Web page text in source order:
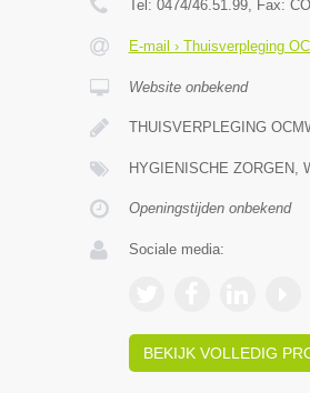
Tel: 0474/46.51.99, Fax:
E-mail › Thuisverpleging
Website onbekend
THUISVERPLEGING
HYGIENISCHE ZORGEN,
Openingstijden onbekend
Sociale media:
BEKIJK VOLLEDIG